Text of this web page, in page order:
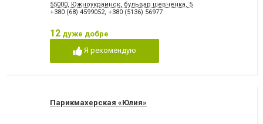
55000, Южноукраинск, бульвар шевченка, 5
+380 (68) 4599052, +380 (5136) 56977
12 дуже добре
Я рекомендую
Парикмахерская «Юлия»